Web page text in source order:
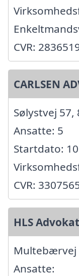
CVR:
CARLSEN
Sølystvej 57,
Ansatte: 5
Startdato:
CVR:
HLS
Multebærvej
Ansatte: